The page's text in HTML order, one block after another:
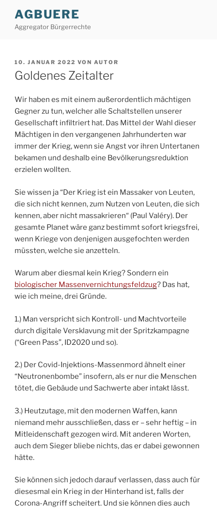
Inhalt
springen
AGBUERE
Aggregator Bürgerrechte
VERÖFFENTLICHT
AM
10. JANUAR 2022 VON AUTOR
Goldenes Zeitalter
Wir haben es mit einem außerordentlich mächtigen
Gegner zu tun, welcher alle Schaltstellen unserer
Gesellschaft infiltriert hat. Das Mittel der Wahl dieser
Mächtigen in den vergangenen Jahrhunderten war
immer der Krieg, wenn sie Angst vor ihren Untertanen
bekamen und deshalb eine Bevölkerungsreduktion
erzielen wollten.
Sie wissen ja “Der Krieg ist ein Massaker von Leuten,
die sich nicht kennen, zum Nutzen von Leuten, die sich
kennen, aber nicht massakrieren“ (Paul Valéry). Der
gesamte Planet wäre ganz bestimmt sofort kriegsfrei,
wenn Kriege von denjenigen ausgefochten werden
müssten, welche sie anzetteln.
Warum aber diesmal kein Krieg? Sondern ein
biologischer Massenvernichtungsfeldzug? Das hat,
wie ich meine, drei Gründe.
1.) Man verspricht sich Kontroll- und Machtvorteile
durch digitale Versklavung mit der Spritzkampagne
(“Green Pass”, ID2020 und so).
2.) Der Covid-Injektions-Massenmord ähnelt einer
“Neutronenbombe” insofern, als er nur die Menschen
tötet, die Gebäude und Sachwerte aber intakt lässt.
3.) Heutzutage, mit den modernen Waffen, kann
niemand mehr ausschließen, dass er – sehr heftig – in
Mitleidenschaft gezogen wird. Mit anderen Worten,
auch dem Sieger bliebe nichts, das er dabei gewonnen
hätte.
Sie können sich jedoch darauf verlassen, dass auch für
diesesmal ein Krieg in der Hinterhand ist, falls der
Corona-Angriff scheitert. Und sie können dies auch